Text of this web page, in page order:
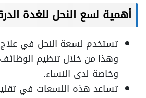
أهمية لسع النحل للغدة
تستخدم لسعة النحل في علاج
وهذا من خلال تنظيم
وخاصة لدى النساء.
تساعد هذه اللسعات في